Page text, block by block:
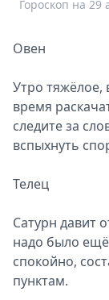
Гороскоп на 29
Овен
Утро тяжёлое,
время
следите за
вспыхнуть
Телец
Сатурн давит
надо было
спокойно,
пунктам.